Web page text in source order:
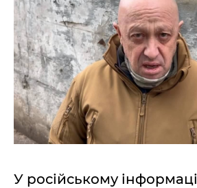
У російському